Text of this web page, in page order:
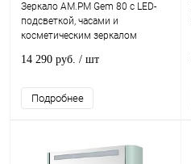
Зеркало AM.PM Gem 80 с LED-
подсветкой, часами и
косметическим зеркалом
14 290 руб. / шт
Подробнее